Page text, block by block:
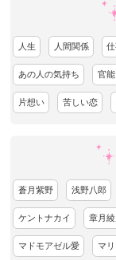
人生 人間関係
あの人の気持ち 官能
片想い 苦しい恋
蒼月紫野 浅野八郎
ケントナカイ 章月綾
マドモアゼル愛 マ